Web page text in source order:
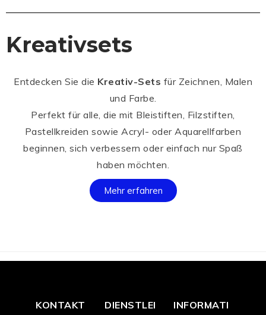
Kreativsets
Entdecken Sie die Kreativ-Sets für Zeichnen, Malen
und Farbe.
Perfekt für alle, die mit Bleistiften, Filzstiften,
Pastellkreiden sowie Acryl- oder Aquarellfarben
beginnen, sich verbessern oder einfach nur Spaß
haben möchten.
Mehr erfahren
KONTAKT
DIENSTLEI
INFORMATI